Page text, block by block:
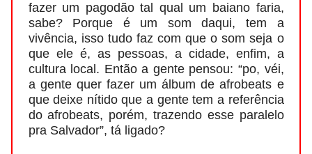
fazer um pagodão tal qual um baiano faria,
sabe? Porque é um som daqui, tem a
vivência, isso tudo faz com que o som seja o
que ele é, as pessoas, a cidade, enfim, a
cultura local. Então a gente pensou: “po, véi,
a gente quer fazer um álbum de afrobeats e
que deixe nítido que a gente tem a referência
do afrobeats, porém, trazendo esse paralelo
pra Salvador”, tá ligado?